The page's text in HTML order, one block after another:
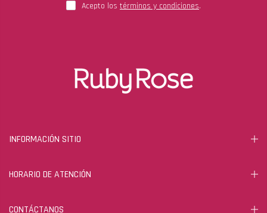
Acepto los términos y condiciones.
INFORMACIÓN SITIO
HORARIO DE ATENCIÓN
CONTÁCTANOS